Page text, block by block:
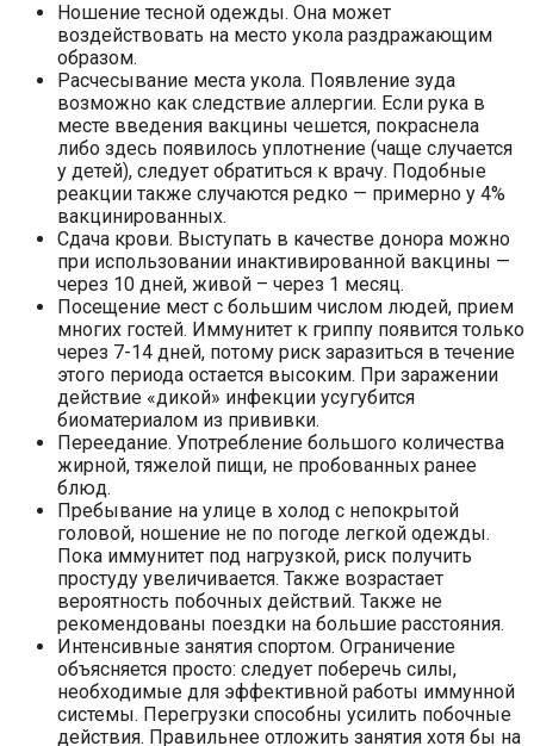
Ношение тесной одежды. Она может
воздействовать на место укола раздражающим
образом.
Расчесывание места укола. Появление зуда
возможно как следствие аллергии. Если рука в
месте введения вакцины чешется, покраснела
либо здесь появилось уплотнение (чаще случается
у детей), следует обратиться к врачу. Подобные
реакции также случаются редко — примерно у 4%
вакцинированных.
Сдача крови. Выступать в качестве донора можно
при использовании инактивированной вакцины —
через 10 дней, живой – через 1 месяц.
Посещение мест с большим числом людей, прием
многих гостей. Иммунитет к гриппу появится только
через 7-14 дней, потому риск заразиться в течение
этого периода остается высоким. При заражении
действие «дикой» инфекции усугубится
биоматериалом из прививки.
Переедание. Употребление большого количества
жирной, тяжелой пищи, не пробованных ранее
блюд.
Пребывание на улице в холод с непокрытой
головой, ношение не по погоде легкой одежды.
Пока иммунитет под нагрузкой, риск получить
простуду увеличивается. Также возрастает
вероятность побочных действий. Также не
рекомендованы поездки на большие расстояния.
Интенсивные занятия спортом. Ограничение
объясняется просто: следует поберечь силы,
необходимые для эффективной работы иммунной
системы. Перегрузки способны усилить побочные
действия. Правильнее отложить занятия хотя бы на